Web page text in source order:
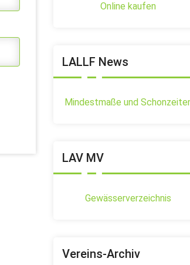
Online kaufen
LALLF News
Mindestmaße und
LAV MV
Gewässerverzeichnis
Vereins-Archiv